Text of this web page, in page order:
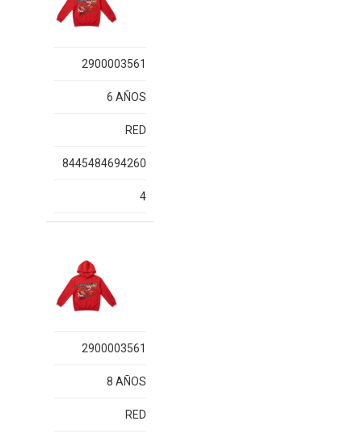
2900003561
6 AÑOS
RED
8445484694260
4
2900003561
8 AÑOS
RED